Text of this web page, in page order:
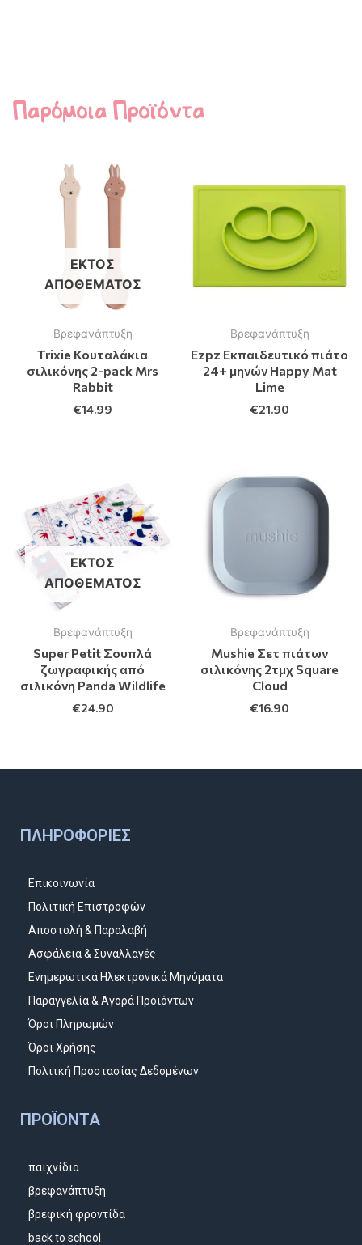
Παρόμοια Προϊόντα
ΕΚΤΌΣ
ΑΠΟΘΈΜΑΤΟΣ
Βρεφανάπτυξη
Trixie Κουταλάκια
σιλικόνης 2-pack Mrs
Rabbit
€14.99
Βρεφανάπτυξη
Ezpz Εκπαιδευτικό πιάτο
24+ μηνών Happy Mat
Lime
€21.90
ΕΚΤΌΣ
ΑΠΟΘΈΜΑΤΟΣ
Βρεφανάπτυξη
Super Petit Σουπλά
ζωγραφικής από
σιλικόνη Panda Wildlife
€24.90
Βρεφανάπτυξη
Mushie Σετ πιάτων
σιλικόνης 2τμχ Square
Cloud
€16.90
ΠΛΗΡΟΦΟΡΊΕΣ
Επικοινωνία
Πολιτική Επιστροφών
Αποστολή & Παραλαβή
Ασφάλεια & Συναλλαγές
Ενημερωτικά Ηλεκτρονικά Μηνύματα
Παραγγελία & Αγορά Προϊόντων
Όροι Πληρωμών
Όροι Χρήσης
Πολιτκή Προστασίας Δεδομένων
ΠΡΟΪΌΝΤΑ
παιχνίδια
βρεφανάπτυξη
βρεφική φροντίδα
back to school